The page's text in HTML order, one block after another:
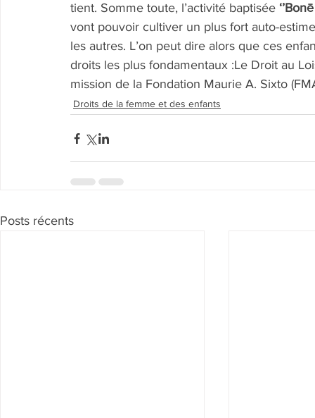
tient. Somme toute, l’activité baptisée
vont pouvoir cultiver un plus fort auto-
les autres. L’on peut dire alors que ces
droits les plus fondamentaux :Le Droit au
mission de la Fondation Maurie A. Sixto
Droits de la femme et des enfants
Posts récents